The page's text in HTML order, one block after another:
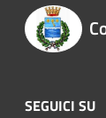
SEGUICI SU